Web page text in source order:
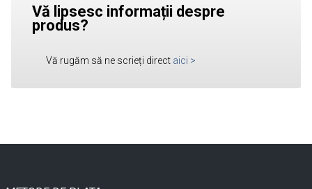
Vă lipsesc informații despre
produs?
Vă rugăm să ne scrieți direct aici >